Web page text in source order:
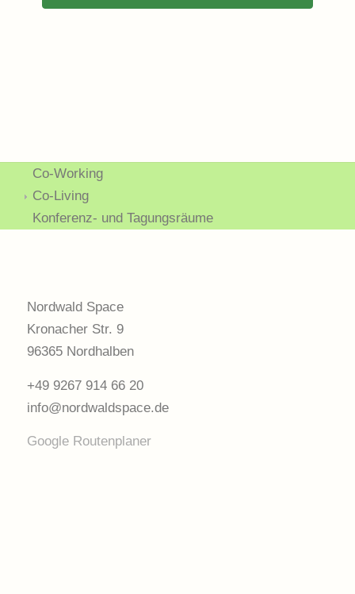
Co-Working
Co-Living
Konferenz- und Tagungsräume
Nordwald Space
Kronacher Str. 9
96365 Nordhalben
+49 9267 914 66 20
info@nordwaldspace.de
Google Routenplaner